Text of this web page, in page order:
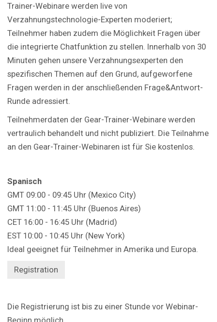
Trainer-Webinare werden live von
Verzahnungstechnologie-Experten moderiert;
Teilnehmer haben zudem die Möglichkeit Fragen über
die integrierte Chatfunktion zu stellen. Innerhalb von 30
Minuten gehen unsere Verzahnungsexperten den
spezifischen Themen auf den Grund, aufgeworfene
Fragen werden in der anschließenden Frage&Antwort-
Runde adressiert.
Teilnehmerdaten der Gear-Trainer-Webinare werden
vertraulich behandelt und nicht publiziert. Die Teilnahme
an den Gear-Trainer-Webinaren ist für Sie kostenlos.
Spanisch
GMT 09:00 - 09:45 Uhr (Mexico City)
GMT 11:00 - 11:45 Uhr (Buenos Aires)
CET 16:00 - 16:45 Uhr (Madrid)
EST 10:00 - 10:45 Uhr (New York)
Ideal geeignet für Teilnehmer in Amerika und Europa.
Registration
Die Registrierung ist bis zu einer Stunde vor Webinar-
Beginn möglich.